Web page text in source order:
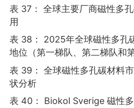
表 37： 全球主要厂商磁性多
用
表 38： 2025年全球磁性多孔
地位（第一梯队、第二梯队和
表 39： 全球磁性多孔碳材料
状分析
表 40： Biokol Sverige 磁性